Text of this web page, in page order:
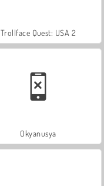
Trollface Quest: USA 2
Okyanusya